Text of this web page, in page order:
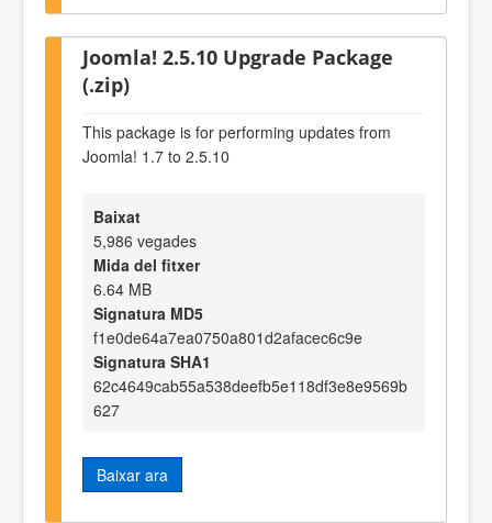
Joomla! 2.5.10 Upgrade Package
(.zip)
This package is for performing updates from
Joomla! 1.7 to 2.5.10
Baixat
5,986 vegades
Mida del fitxer
6.64 MB
Signatura MD5
f1e0de64a7ea0750a801d2afacec6c9e
Signatura SHA1
62c4649cab55a538deefb5e118df3e8e9569b
627
Baixar ara